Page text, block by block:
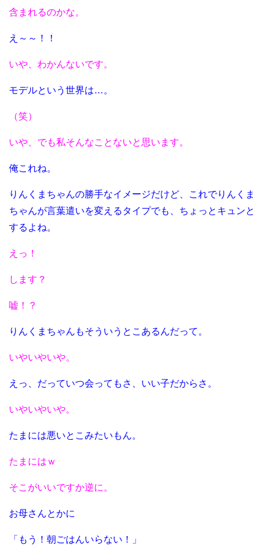
含まれるのかな。
え～～！！
いや、わかんないです。
モデルという世界は…。
（笑）
いや、でも私そんなことないと思います。
俺これね。
りんくまちゃんの勝手なイメージだけど、これでりんくま
ちゃんが言葉遣いを変えるタイプでも、ちょっとキュンと
するよね。
えっ！
します？
嘘！？
りんくまちゃんもそういうとこあるんだって。
いやいやいや。
えっ、だっていつ会ってもさ、いい子だからさ。
いやいやいや。
たまには悪いとこみたいもん。
たまにはｗ
そこがいいですか逆に。
お母さんとかに
「もう！朝ごはんいらない！」